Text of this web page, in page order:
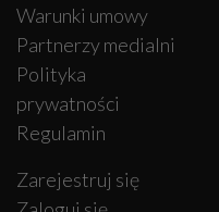
Warunki umowy
Partnerzy medialni
Polityka
prywatności
Regulamin
Zarejestruj się